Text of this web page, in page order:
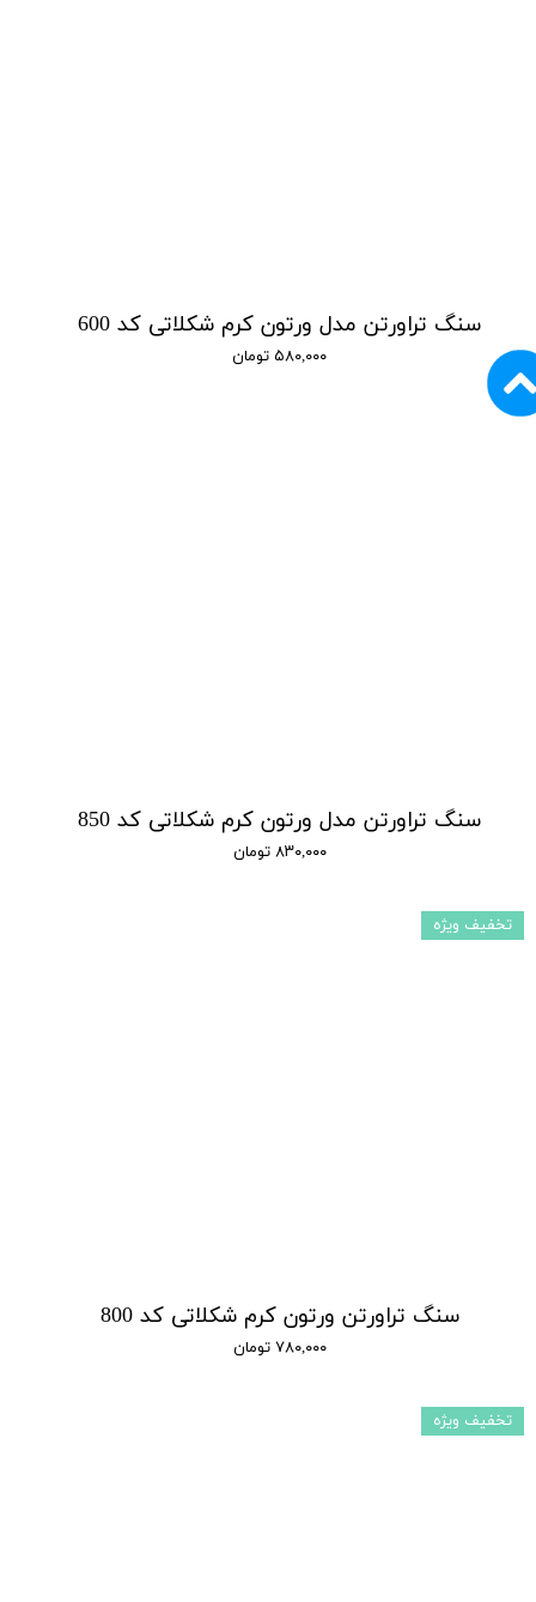
سنگ‌ تراورتن مدل ورتون کرم شکلاتی کد 600
۵۸۰,۰۰۰ تومان
سنگ تراورتن مدل ورتون کرم شکلاتی کد 850
۸۳۰,۰۰۰ تومان
سنگ تراورتن ورتون کرم شکلاتی کد 800
۷۸۰,۰۰۰ تومان
تخفیف ویژه
تخفیف ویژه